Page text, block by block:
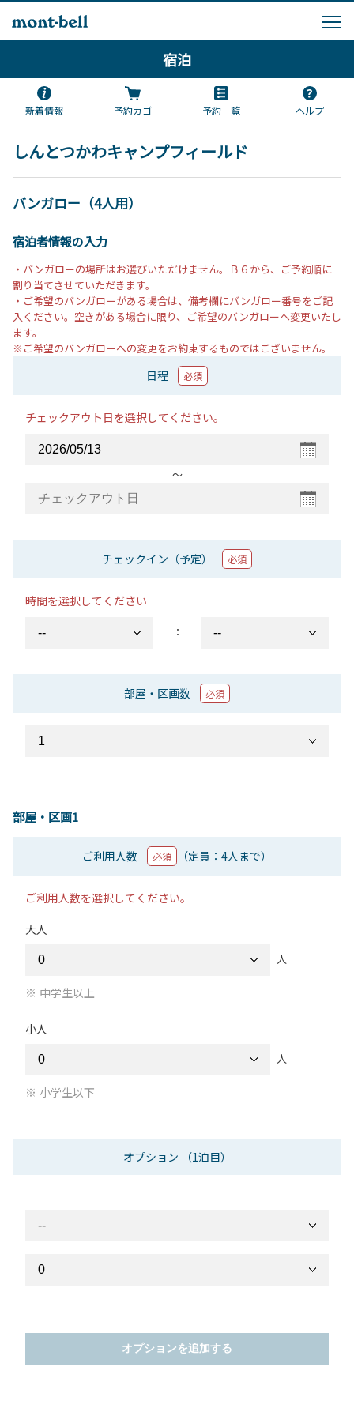
宿泊
新着情報 予約カゴ 予約一覧 ヘルプ
しんとつかわキャンプフィールド
バンガロー（4人用）
宿泊者情報の入力
・バンガローの場所はお選びいただけません。Ｂ６から、ご予約順に
割り当てさせていただきます。
・ご希望のバンガローがある場合は、備考欄にバンガロー番号をご記
入ください。空きがある場合に限り、ご希望のバンガローへ変更いたし
ます。
※ご希望のバンガローへの変更をお約束するものではございません。
日程 必須
チェックアウト日を選択してください。
〜
チェックイン（予定） 必須
時間を選択してください
：
部屋・区画数 必須
部屋・区画1
ご利用人数 必須 （定員：4人まで）
ご利用人数を選択してください。
大人
人
中学生以上
小人
人
小学生以下
オプション （1泊目）
オプションを追加する